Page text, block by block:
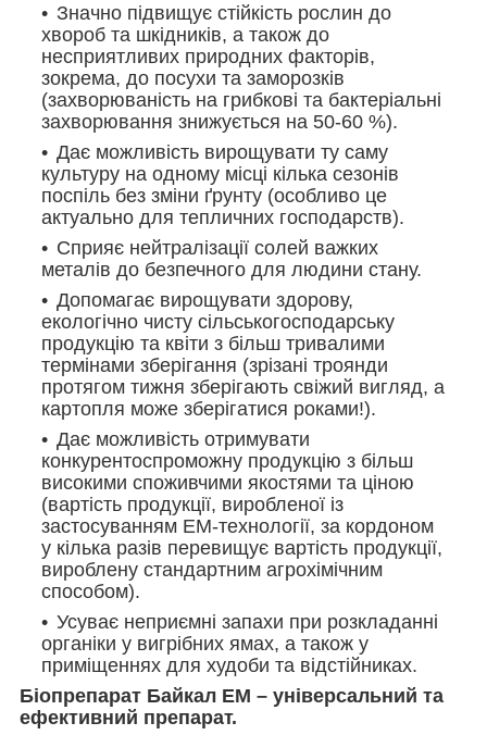
Значно підвищує стійкість рослин до
хвороб та шкідників, а також до
несприятливих природних факторів,
зокрема, до посухи та заморозків
(захворюваність на грибкові та бактеріальні
захворювання знижується на 50-60 %).
Дає можливість вирощувати ту саму
культуру на одному місці кілька сезонів
поспіль без зміни ґрунту (особливо це
актуально для тепличних господарств).
Сприяє нейтралізації солей важких
металів до безпечного для людини стану.
Допомагає вирощувати здорову,
екологічно чисту сільськогосподарську
продукцію та квіти з більш тривалими
термінами зберігання (зрізані троянди
протягом тижня зберігають свіжий вигляд, а
картопля може зберігатися роками!).
Дає можливість отримувати
конкурентоспроможну продукцію з більш
високими споживчими якостями та ціною
(вартість продукції, виробленої із
застосуванням ЕМ-технології, за кордоном
у кілька разів перевищує вартість продукції,
вироблену стандартним агрохімічним
способом).
Усуває неприємні запахи при розкладанні
органіки у вигрібних ямах, а також у
приміщеннях для худоби та відстійниках.
Біопрепарат Байкал ЕМ – універсальний та
ефективний препарат.